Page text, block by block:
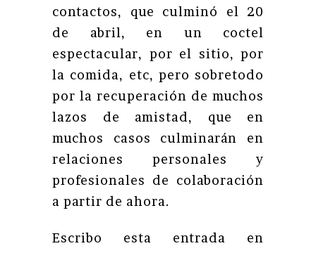
contactos, que culminó el 20
de abril, en un coctel
espectacular, por el sitio, por
la comida, etc, pero sobretodo
por la recuperación de muchos
lazos de amistad, que en
muchos casos culminarán en
relaciones personales y
profesionales de colaboración
a partir de ahora.
Escribo esta entrada en